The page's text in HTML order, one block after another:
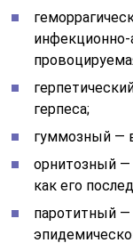
инфекционно-
герпеса;
гуммозный —
орнитозный —
как его
паротитный —